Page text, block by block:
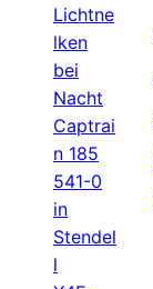
Lichtne
lken
bei
Nacht
Captrai
n 185
541-0
in
Stendel
l